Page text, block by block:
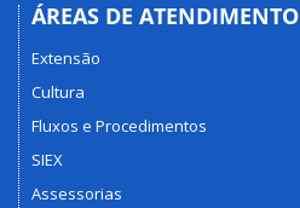
ÁREAS DE ATENDIMENTO
Extensão
Cultura
Fluxos e Procedimentos
SIEX
Assessorias